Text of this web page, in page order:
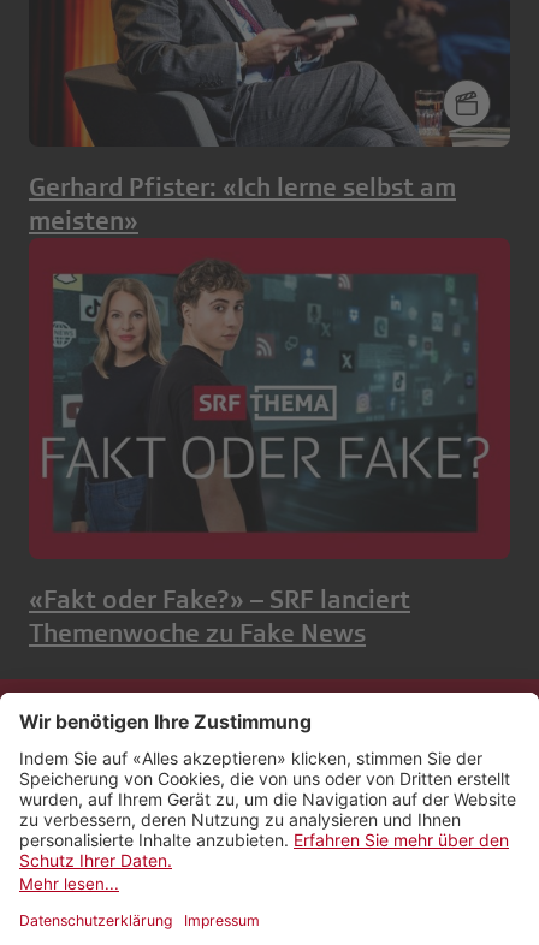
Gerhard Pfister: «Ich lerne selbst am
meisten»
«Fakt oder Fake?» – SRF lanciert
Themenwoche zu Fake News
Kontakt
Impressum
Rechtliches
Netiquette